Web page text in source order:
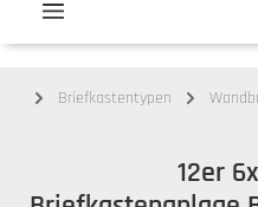
Briefkastentypen
12er